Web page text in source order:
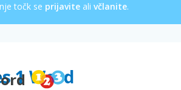
točk se prijavite ali včlanite.
1 Word